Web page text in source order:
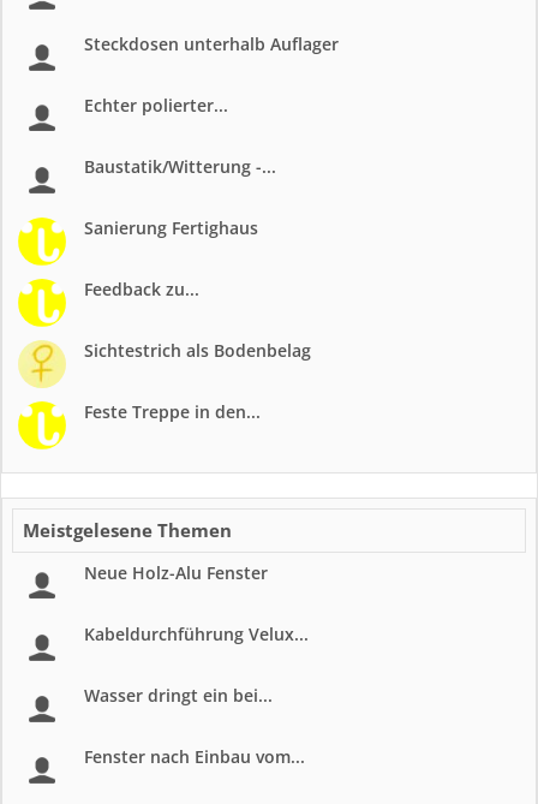
Steckdosen unterhalb Auflager
Echter polierter...
Baustatik/Witterung -...
Sanierung Fertighaus
Feedback zu...
Sichtestrich als Bodenbelag
Feste Treppe in den...
Meistgelesene Themen
Neue Holz-Alu Fenster
Kabeldurchführung Velux...
Wasser dringt ein bei...
Fenster nach Einbau vom...